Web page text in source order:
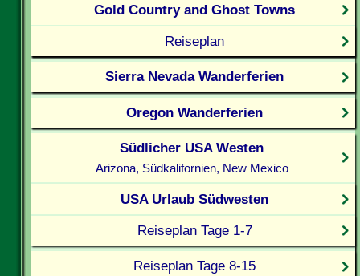
Gold Country and Ghost Towns
Reiseplan
Sierra Nevada Wanderferien
Oregon Wanderferien
Südlicher USA Westen
Arizona, Südkalifornien, New Mexico
USA Urlaub Südwesten
Reiseplan Tage 1-7
Reiseplan Tage 8-15